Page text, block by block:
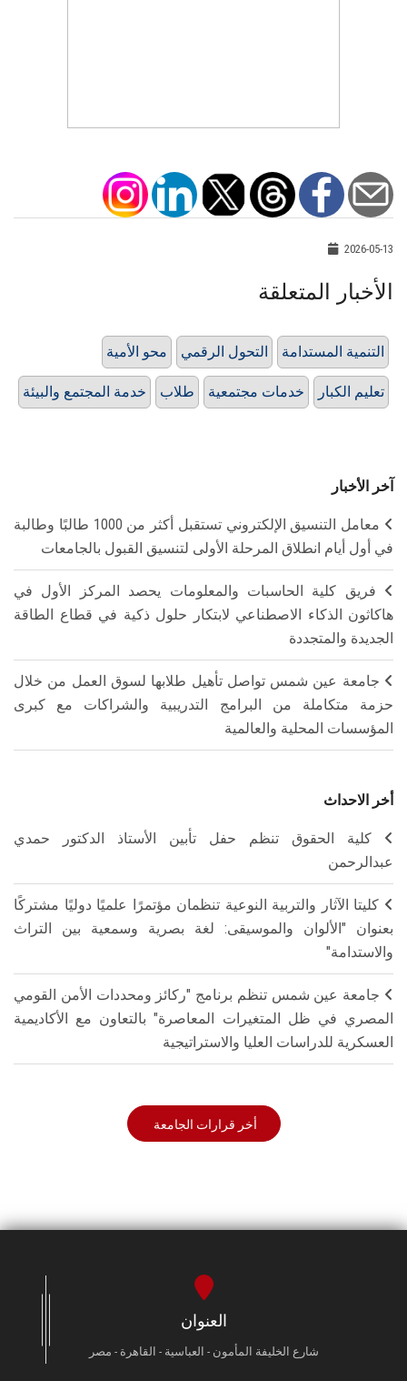
2026-05-13
الأخبار المتعلقة
محو الأمية التحول الرقمي التنمية المستدامة
خدمة المجتمع والبيئة طلاب خدمات مجتمعية تعليم الكبار
آخر الأخبار
معامل التنسيق الإلكتروني تستقبل أكثر من 1000 طالبًا وطالبة
في أول أيام انطلاق المرحلة الأولى لتنسيق القبول بالجامعات
فريق كلية الحاسبات والمعلومات يحصد المركز الأول في
هاكاثون الذكاء الاصطناعي لابتكار حلول ذكية في قطاع الطاقة
الجديدة والمتجددة
جامعة عين شمس تواصل تأهيل طلابها لسوق العمل من خلال
حزمة متكاملة من البرامج التدريبية والشراكات مع كبرى
المؤسسات المحلية والعالمية
أخر الاحداث
كلية الحقوق تنظم حفل تأبين الأستاذ الدكتور حمدي
عبدالرحمن
كليتا الآثار والتربية النوعية تنظمان مؤتمرًا علميًا دوليًا مشتركًا
بعنوان "الألوان والموسيقى: لغة بصرية وسمعية بين التراث
والاستدامة"
جامعة عين شمس تنظم برنامج "ركائز ومحددات الأمن القومي
المصري في ظل المتغيرات المعاصرة" بالتعاون مع الأكاديمية
العسكرية للدراسات العليا والاستراتيجية
أخر قرارات الجامعة
العنوان
شارع الخليفة المأمون - العباسية - القاهرة - مصر